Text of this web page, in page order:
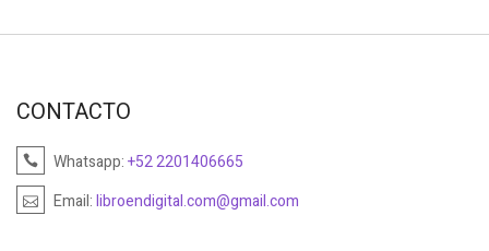
CONTACTO
Whatsapp:+52 2201406665
Email:libroendigital.com@gmail.com